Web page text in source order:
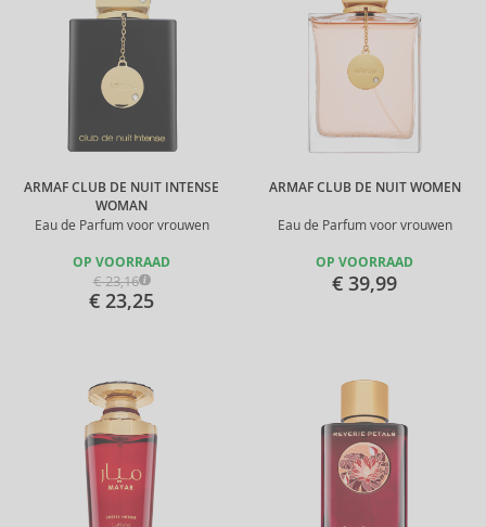
ARMAF CLUB DE NUIT INTENSE
WOMAN
Eau de Parfum voor vrouwen
OP VOORRAAD
€ 23,16
€ 23,25
ARMAF CLUB DE NUIT WOMEN
Eau de Parfum voor vrouwen
OP VOORRAAD
€ 39,99